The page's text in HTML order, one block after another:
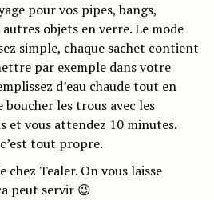
pour vos pipes, bangs,
objets en verre. Le mode
simple, chaque sachet contient
par exemple dans votre
d’eau chaude tout en
les trous avec les
et vous attendez 10 minutes.
tout propre.
chez Tealer. On vous laisse
peut servir 😉